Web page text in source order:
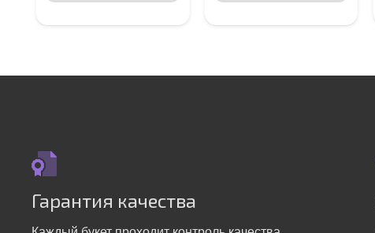
Гарантия качества